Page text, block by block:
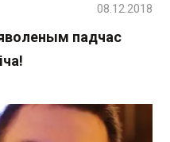
падчас
08.12.2018